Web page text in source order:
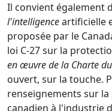
Il convient également
l'intelligenceartificielle
proposée par le
loi C-27 sur la
en œuvre de la Charte
ouvert, sur la touche.
renseignements sur
canadien à l'industrie